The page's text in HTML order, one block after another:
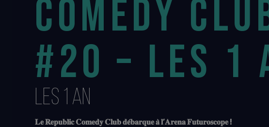
COMEDY
#20 – LES 1
LES 1 AN
𝐋𝐞 𝐑𝐞𝐩𝐮𝐛𝐥𝐢𝐜 𝐂𝐨𝐦𝐞𝐝𝐲 𝐂𝐥𝐮𝐛 𝐝𝐞́𝐛𝐚𝐫𝐪𝐮𝐞 𝐚̀ 𝐥’𝐀𝐫𝐞𝐧𝐚 𝐅𝐮𝐭𝐮𝐫𝐨𝐬𝐜𝐨𝐩𝐞 !